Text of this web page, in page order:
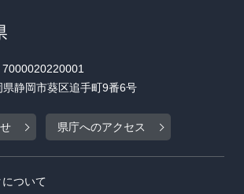
静岡市葵区追手町9番6号
県庁へのアクセス
ついて